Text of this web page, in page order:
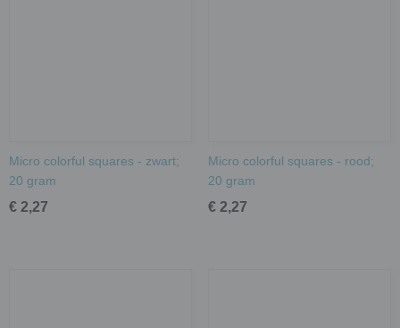
Micro colorful squares - zwart;
20 gram
€ 2,27
Micro colorful squares - rood;
20 gram
€ 2,27